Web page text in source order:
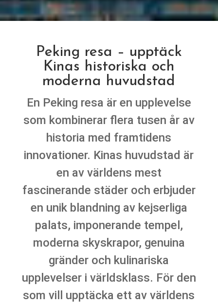
Peking resa – upptäck
Kinas historiska och
moderna huvudstad
En Peking resa är en upplevelse
som kombinerar flera tusen år av
historia med framtidens
innovationer. Kinas huvudstad är
en av världens mest
fascinerande städer och erbjuder
en unik blandning av kejserliga
palats, imponerande tempel,
moderna skyskrapor, genuina
gränder och kulinariska
upplevelser i världsklass. För den
som vill upptäcka ett av världens